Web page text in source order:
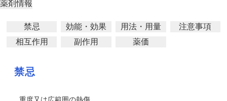
薬剤情報
禁忌 効能・効果 用法・用量
注意事項
相互作用
副作用 薬価
禁忌